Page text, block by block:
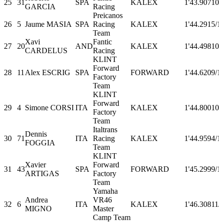
25 31
GARCIA
SPA
Racing
KALEX 1'43.907
26 5 Jaume MASIA SPA
Preicanos
Racing
Team
KALEX 1'44.291 5/
27 20
Xavi
CARDELUS
AND
Fantic
Racing
KALEX 1'44.498
28 11 Alex ESCRIG SPA
KLINT
Forward
Factory
Team
FORWARD 1'44.6209/
29 4 Simone CORSIITA
KLINT
Forward
Factory
Team
KALEX 1'44.800
30 71
Dennis
FOGGIA
ITA
Italtrans
Racing
Team
KALEX 1'44.9594/
31 43
Xavier
ARTIGAS
SPA
KLINT
Forward
Factory
Team
FORWARD 1'45.2999/
32 6
Andrea
MIGNO
ITA
Yamaha
VR46
Master
Camp Team
KALEX 1'46.308